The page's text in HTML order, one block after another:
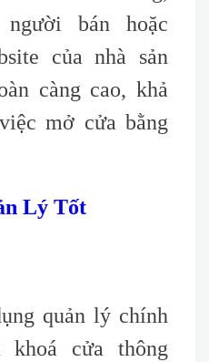
bán hoặc
của nhà sản
càng cao, khả
mở cửa bằng
Lý Tốt
quản lý chính
cửa thông